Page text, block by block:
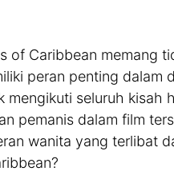
of Caribbean memang
peran penting dalam
mengikuti seluruh kisah
pemanis dalam film
wanita yang terlibat